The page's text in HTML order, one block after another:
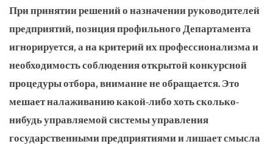
При принятии решений о назначении руководителей
предприятий, позиция профильного Департамента
игнорируется, а на критерий их профессионализма и
необходимость соблюдения открытой конкурсной
процедуры отбора, внимание не обращается. Это
мешает налаживанию какой-либо хоть сколько-
нибудь управляемой системы управления
государственными предприятиями и лишает смысла